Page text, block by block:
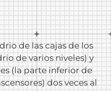
de las cajas de los
de varios niveles) y
(la parte inferior de
dos veces al